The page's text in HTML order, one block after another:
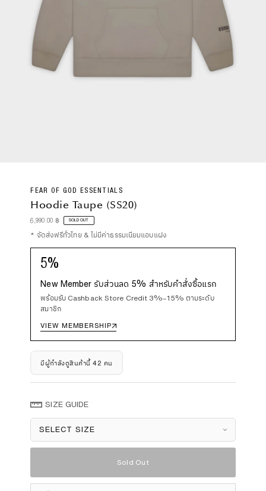
FEAR OF GOD ESSENTIALS
Hoodie Taupe (SS20)
Regular
Price
6,990.00 ฿ SOLD OUT
* จัดส่งฟรีทั่วไทย & ไม่มีค่าธรรมเนียมแอบแฝง
5%
New Member รับส่วนลด 5% สำหรับคำสั่งซื้อแรก
พร้อมรับ Cashback Store Credit 3%–15% ตามระดับ
สมาชิก
VIEW MEMBERSHIP↗
มีผู้กำลังดูสินค้านี้ 42 คน
Size
SIZE GUIDE
Sold Out